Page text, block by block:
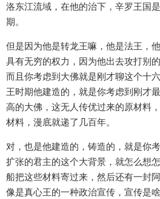
洛东江流域，在他的治下，辛罗王国
期。
但是因为他是转龙王嘛，他是法王，
具有无穷的权力，因为他出去攻打别
而且你考虑到大佛就是刚才聊这个十
王时期他建造的，就是你考虑到刚才
高的大佛，这无人传优过来的原材料
材料，漫底就递了几百年。
对，也是他建造的，铸造的，就是你
扩张的君主的这个大背景，就怎么想
船把这些材料寄过来，然后还有一封
像是真心王的一种政治宣传，宣传是